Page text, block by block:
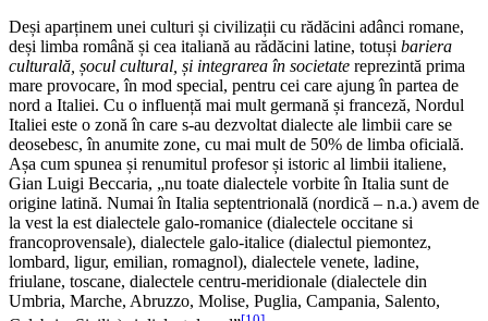
Deși aparținem unei culturi și civilizații cu rădăcini adânci romane,
deși limba română și cea italiană au rădăcini latine, totuși bariera
culturală, șocul cultural, și integrarea în societate reprezintă prima
mare provocare, în mod special, pentru cei care ajung în partea de
nord a Italiei. Cu o influență mai mult germană și franceză, Nordul
Italiei este o zonă în care s-au dezvoltat dialecte ale limbii care se
deosebesc, în anumite zone, cu mai mult de 50% de limba oficială.
Așa cum spunea și renumitul profesor și istoric al limbii italiene,
Gian Luigi Beccaria, „nu toate dialectele vorbite în Italia sunt de
origine latină. Numai în Italia septentrională (nordică – n.a.) avem de
la vest la est dialectele galo-romanice (dialectele occitane si
francoprovensale), dialectele galo-italice (dialectul piemontez,
lombard, ligur, emilian, romagnol), dialectele venete, ladine,
friulane, toscane, dialectele centru-meridionale (dialectele din
Umbria, Marche, Abruzzo, Molise, Puglia, Campania, Salento,